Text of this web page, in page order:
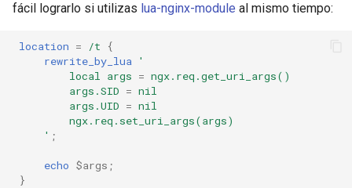
fácil lograrlo si utilizas lua-nginx-module al mismo tiempo:
location = /t
{
rewrite_by_lua '
local args = ngx.req.get_uri_args()
args.SID = nil
args.UID = nil
ngx.req.set_uri_args(args)
' ;
echo $args ;
}